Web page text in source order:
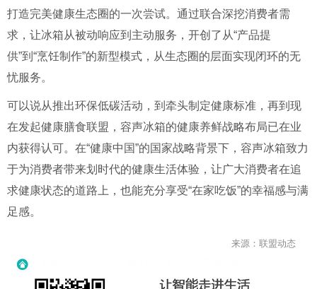
打造完美健康生态圈的一次尝试。通过联合深挖消费者需
求，让冰箱从被动响应到主动服务，开创了从“产品提
供”到“烹饪制作”的新型模式，从生态圈的层面实现闭环的无
忧服务。
可以说从推出环保低碳活动，到牵头制定健康标准，再到现
在发起健康膳食联盟，容声冰箱的健康养鲜战略布局已在业
内获得认可。在“健康中国”的国家战略背景下，容声冰箱致力
于为消费者带来划时代的健康生活体验，让广大消费者在追
求健康状态的道路上，也能充分享受“在家吃饭”的幸福感与满
足感。
来源：联盟动态